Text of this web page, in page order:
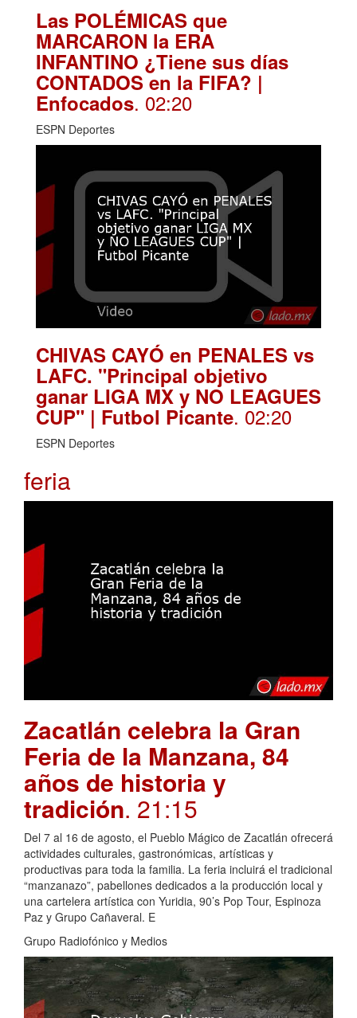
Las POLÉMICAS que
MARCARON la ERA
INFANTINO ¿Tiene sus días
CONTADOS en la FIFA? |
Enfocados. 02:20
ESPN Deportes
CHIVAS CAYÓ en PENALES vs
LAFC. "Principal objetivo
ganar LIGA MX y NO LEAGUES
CUP" | Futbol Picante. 02:20
ESPN Deportes
feria
Zacatlán celebra la Gran
Feria de la Manzana, 84
años de historia y
tradición. 21:15
Del 7 al 16 de agosto, el Pueblo Mágico de Zacatlán ofrecerá
actividades culturales, gastronómicas, artísticas y
productivas para toda la familia. La feria incluirá el tradicional
“manzanazo”, pabellones dedicados a la producción local y
una cartelera artística con Yuridia, 90’s Pop Tour, Espinoza
Paz y Grupo Cañaveral. E
Grupo Radiofónico y Medios